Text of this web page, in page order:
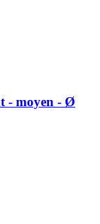
- moyen - Ø